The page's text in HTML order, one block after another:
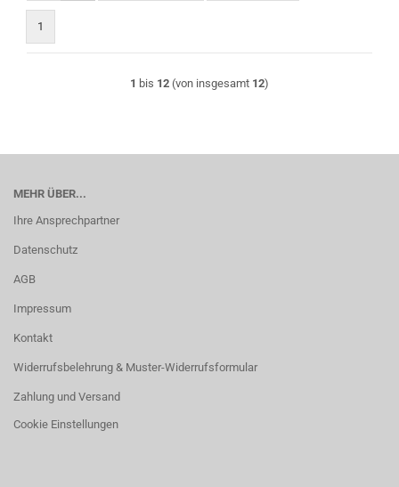
1
1 bis 12 (von insgesamt 12)
MEHR ÜBER...
Ihre Ansprechpartner
Datenschutz
AGB
Impressum
Kontakt
Widerrufsbelehrung & Muster-Widerrufsformular
Zahlung und Versand
Cookie Einstellungen